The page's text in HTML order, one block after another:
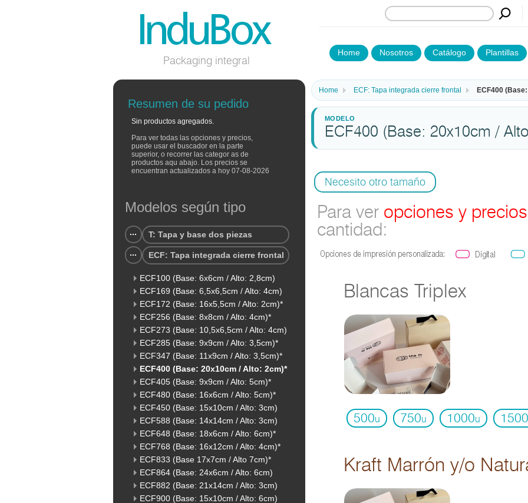
Packaging integral
Home Nosotros Catálogo Plantillas
Resumen de su pedido
Sin productos agregados.
Para ver todas las opciones y precios,
puede usar el buscador en la parte
superior, o recorrer las categor as de
productos aqu abajo. Los precios se
encuentran actualizados a hoy 07-08-2026
Modelos según tipo
T: Tapa y base dos piezas
ECF: Tapa integrada cierre frontal
ECF100 (Base: 6x6cm / Alto: 2,8cm)
ECF169 (Base: 6,5x6,5cm / Alto: 4cm)
ECF172 (Base: 16x5,5cm / Alto: 2cm)*
ECF256 (Base: 8x8cm / Alto: 4cm)*
ECF273 (Base: 10,5x6,5cm / Alto: 4cm)
ECF285 (Base: 9x9cm / Alto: 3,5cm)*
ECF347 (Base: 11x9cm / Alto: 3,5cm)*
ECF400 (Base: 20x10cm / Alto: 2cm)*
ECF405 (Base: 9x9cm / Alto: 5cm)*
ECF480 (Base: 16x6cm / Alto: 5cm)*
ECF450 (Base: 15x10cm / Alto: 3cm)
ECF588 (Base: 14x14cm / Alto: 3cm)
ECF648 (Base: 18x6cm / Alto: 6cm)*
ECF768 (Base: 16x12cm / Alto: 4cm)*
ECF833 (Base 17x7cm / Alto 7cm)*
ECF864 (Base: 24x6cm / Alto: 6cm)
ECF882 (Base: 21x14cm / Alto: 3cm)
ECF900 (Base: 15x10cm / Alto: 6cm)
Home ECF: Tapa integrada cierre frontal ECF400
ECF400 (Base: 20x10cm /
Necesito otro tamaño
Para ver opciones y precios
cantidad:
Blancas Triplex
500u 750u 1000u 1500
Kraft Marrón y/o